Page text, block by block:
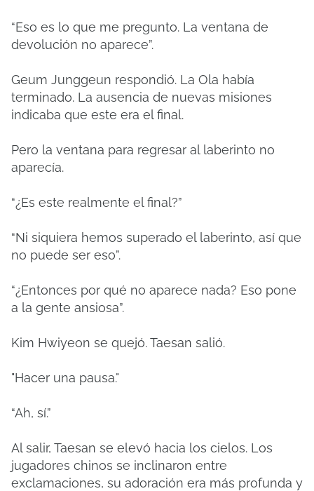
“Eso es lo que me pregunto. La ventana de
devolución no aparece”.
Geum Junggeun respondió. La Ola había
terminado. La ausencia de nuevas misiones
indicaba que este era el final.
Pero la ventana para regresar al laberinto no
aparecía.
“¿Es este realmente el final?”
“Ni siquiera hemos superado el laberinto, así que
no puede ser eso”.
“¿Entonces por qué no aparece nada? Eso pone
a la gente ansiosa”.
Kim Hwiyeon se quejó. Taesan salió.
"Hacer una pausa."
“Ah, sí.”
Al salir, Taesan se elevó hacia los cielos. Los
jugadores chinos se inclinaron entre
exclamaciones, su adoración era más profunda y